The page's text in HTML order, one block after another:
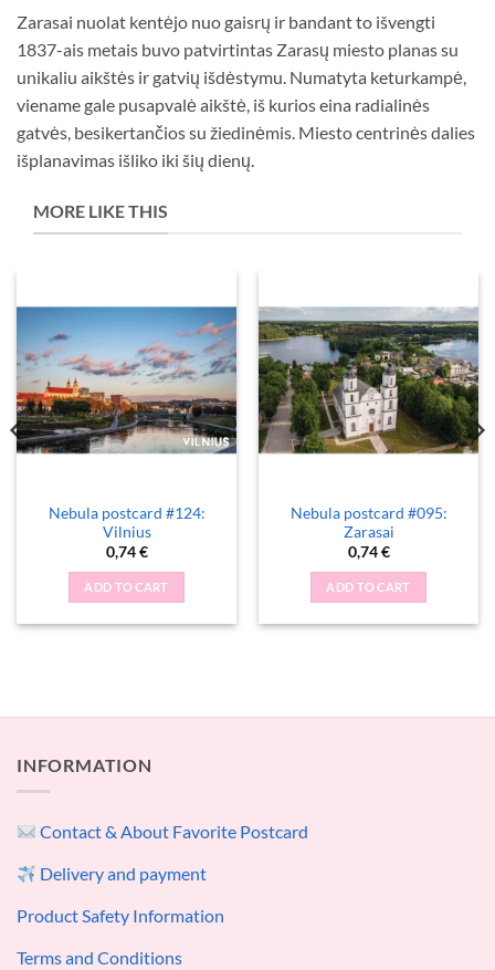
Zarasai nuolat kentėjo nuo gaisrų ir bandant to išvengti
1837-ais metais buvo patvirtintas Zarasų miesto planas su
unikaliu aikštės ir gatvių išdėstymu. Numatyta keturkampė,
viename gale pusapvalė aikštė, iš kurios eina radialinės
gatvės, besikertančios su žiedinėmis. Miesto centrinės dalies
išplanavimas išliko iki šių dienų.
MORE LIKE THIS
Nebula postcard #124:
Vilnius
0,74€
ADD TO CART
Nebula postcard #095:
Zarasai
0,74€
ADD TO CART
INFORMATION
Contact & About Favorite Postcard
Delivery and payment
Product Safety Information
Terms and Conditions